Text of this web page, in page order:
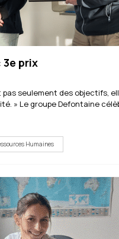
3e prix
seulement des objectifs,
» Le groupe Defontaine
Humaines